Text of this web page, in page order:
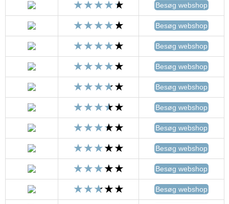
Besøg webshop
Besøg webshop
Besøg webshop
Besøg webshop
Besøg webshop
Besøg webshop
Besøg webshop
Besøg webshop
Besøg webshop
Besøg webshop